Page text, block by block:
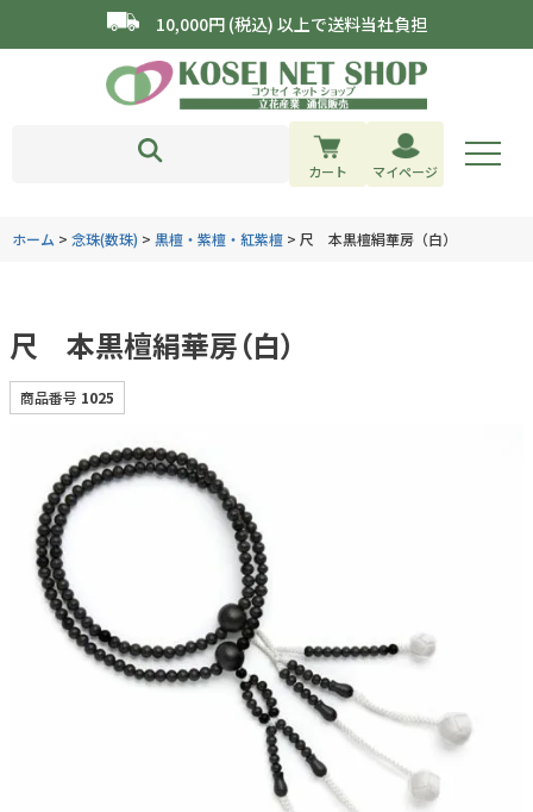
10,000円 (税込) 以上で送料当社負担
カート マイページ
ホーム 念珠(数珠) 黒檀・紫檀・紅紫檀 尺 本黒檀絹華房（白）
尺 本黒檀絹華房（白）
商品番号 1025